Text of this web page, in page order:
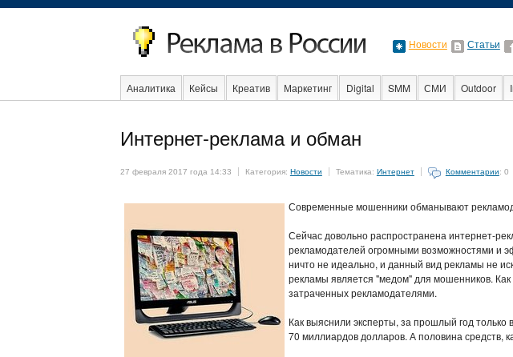
Новости Статьи
Аналитика Кейсы Креатив Маркетинг Digital SMM СМИ Outdoor
Интернет-реклама и обман
27 февраля 2017 года 14:33 Категория: Новости Тематика: Интернет Комментарии: 0
Современные мошенники обманывают
Сейчас довольно распространена интернет-
рекламодателей огромными возможностями и
ничто не идеально, и данный вид рекламы не
рекламы является "медом" для мошенников.
затраченных рекламодателями.
Как выяснили эксперты, за прошлый год
70 миллиардов долларов. А половина средств,